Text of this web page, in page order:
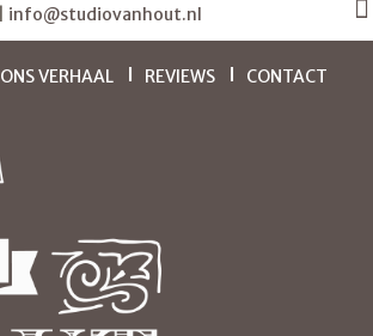
info@studiovanhout.nl
ONS VERHAAL REVIEWS CONTACT